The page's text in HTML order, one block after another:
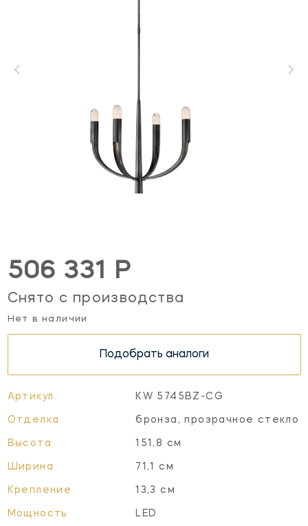
506 331 Р
Снято с производства
Нет в наличии
Подобрать аналоги
Артикул KW 5745BZ-CG
Отделка бронза, прозрачное стекло
Высота 151,8 см
Ширина 71,1 см
Крепление 13,3 см
Мощность LED